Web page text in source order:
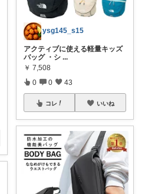
ysg145_s15
アクティブに使える軽量キッズ
バッグ ・シ ...
￥ 7,508
0 0 43
コレ いいね